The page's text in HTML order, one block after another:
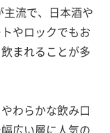
流で、日本酒や
やロックでもお
まれることが多
わらかな飲み口
広い層に人気の